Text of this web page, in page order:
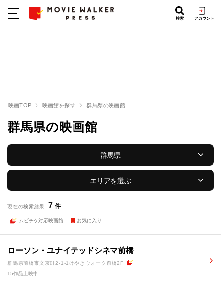
検索 アカウント
映画TOP 映画館を探す 群馬県の映画館
群馬県の映画館
群馬県
エリアを選ぶ
現在の検索結果 7 件
ムビチケ対応映画館 お気に入り
ローソン・ユナイテッドシネマ前橋
群馬県前橋市文京町2-1-1けやきウォーク前橋2F
15作品上映中